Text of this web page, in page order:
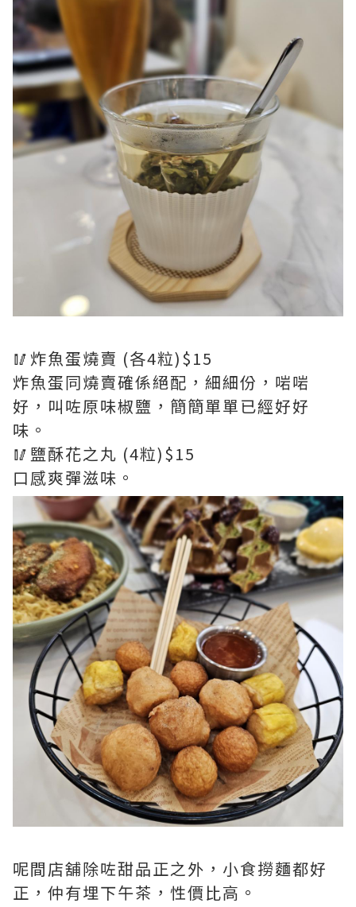
🥢炸魚蛋燒賣 (各4粒)$15
炸魚蛋同燒賣確係絕配，細細份，啱啱
好，叫咗原味椒鹽，簡簡單單已經好好
味。
🥢鹽酥花之丸 (4粒)$15
口感爽彈滋味。
呢間店舖除咗甜品正之外，小食撈麵都好
正，仲有埋下午茶，性價比高。